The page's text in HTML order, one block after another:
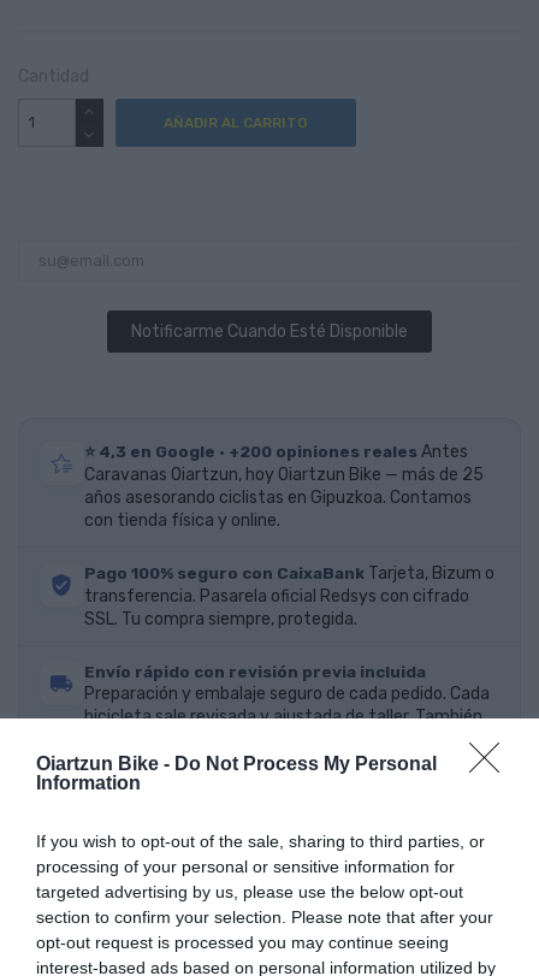
Oiartzun Bike - Do Not Process My Personal
Information
If you wish to opt-out of the sale, sharing to third parties, or
processing of your personal or sensitive information for
targeted advertising by us, please use the below opt-out
section to confirm your selection. Please note that after your
opt-out request is processed you may continue seeing
interest-based ads based on personal information utilized by
AÑADIR AL CARRITO
Notificarme Cuando Esté Disponible
⭐ 4,3 en Google · +200 opiniones reales Antes
Caravanas Oiartzun, hoy Oiartzun Bike — más de 25
años asesorando ciclistas en Gipuzkoa. Contamos
con tienda física y online.
Pago 100% seguro con CaixaBank Tarjeta, Bizum o
transferencia. Pasarela oficial Redsys con cifrado
SSL. Tu compra siempre, protegida.
Envío rápido con revisión previa incluida
Preparación y embalaje seguro de cada pedido. Cada
bicicleta sale revisada y ajustada de taller. También
Detalles